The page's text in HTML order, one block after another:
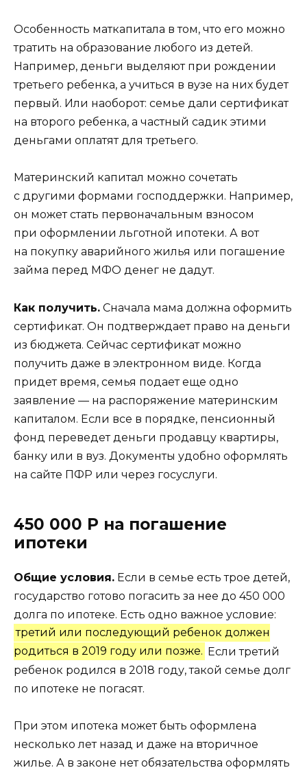
Особенность маткапитала в том, что его можно
тратить на образование любого из детей.
Например, деньги выделяют при рождении
третьего ребенка, а учиться в вузе на них будет
первый. Или наоборот: семье дали сертификат
на второго ребенка, а частный садик этими
деньгами оплатят для третьего.
Материнский капитал можно сочетать
с другими формами господдержки. Например,
он может стать первоначальным взносом
при оформлении льготной ипотеки. А вот
на покупку аварийного жилья или погашение
займа перед МФО денег не дадут.
Как получить. Сначала мама должна оформить
сертификат. Он подтверждает право на деньги
из бюджета. Сейчас сертификат можно
получить даже в электронном виде. Когда
придет время, семья подает еще одно
заявление — на распоряжение материнским
капиталом. Если все в порядке, пенсионный
фонд переведет деньги продавцу квартиры,
банку или в вуз. Документы удобно оформлять
на сайте ПФР или через госуслуги.
450 000 Р на погашение
ипотеки
Общие условия. Если в семье есть трое детей,
государство готово погасить за нее до 450 000
долга по ипотеке. Есть одно важное условие:
третий или последующий ребенок должен
родиться в 2019 году или позже. Если третий
ребенок родился в 2018 году, такой семье долг
по ипотеке не погасят.
При этом ипотека может быть оформлена
несколько лет назад и даже на вторичное
жилье. А в законе нет обязательства оформлять